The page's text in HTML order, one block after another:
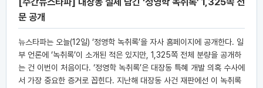
문 공개
뉴스타파는 오늘(12일) ‘정영학 녹취록’을 자사 홈페이지에 공개한다. 일
부 언론에 ‘녹취록’이 소개된 적은 있지만, 1,325쪽 전체 분량을 공개하
는 건 이번이 처음이다. ‘정영학 녹취록’은 대장동 특혜 개발 의혹 수사에
서 가장 중요한 증거로 꼽힌다. 지난해 대장동 사건 재판에선 이 녹취록